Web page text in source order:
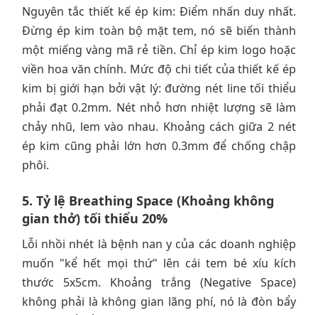
Nguyên tắc thiết kế ép kim: Điểm nhấn duy nhất.
Đừng ép kim toàn bộ mặt tem, nó sẽ biến thành
một miếng vàng mã rẻ tiền. Chỉ ép kim logo hoặc
viền hoa văn chính. Mức độ chi tiết của thiết kế ép
kim bị giới hạn bởi vật lý: đường nét line tối thiểu
phải đạt 0.2mm. Nét nhỏ hơn nhiệt lượng sẽ làm
chảy nhũ, lem vào nhau. Khoảng cách giữa 2 nét
ép kim cũng phải lớn hơn 0.3mm để chống chập
phôi.
5. Tỷ lệ Breathing Space (Khoảng không
gian thở) tối thiểu 20%
Lỗi nhồi nhét là bệnh nan y của các doanh nghiệp
muốn "kể hết mọi thứ" lên cái tem bé xíu kích
thước 5x5cm. Khoảng trắng (Negative Space)
không phải là không gian lãng phí, nó là đòn bẩy